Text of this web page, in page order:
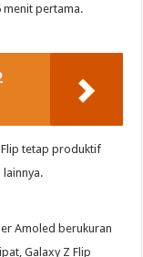
menit pertama.
Flip tetap produktif
lainnya.
Amoled berukuran
Galaxy Z Flip